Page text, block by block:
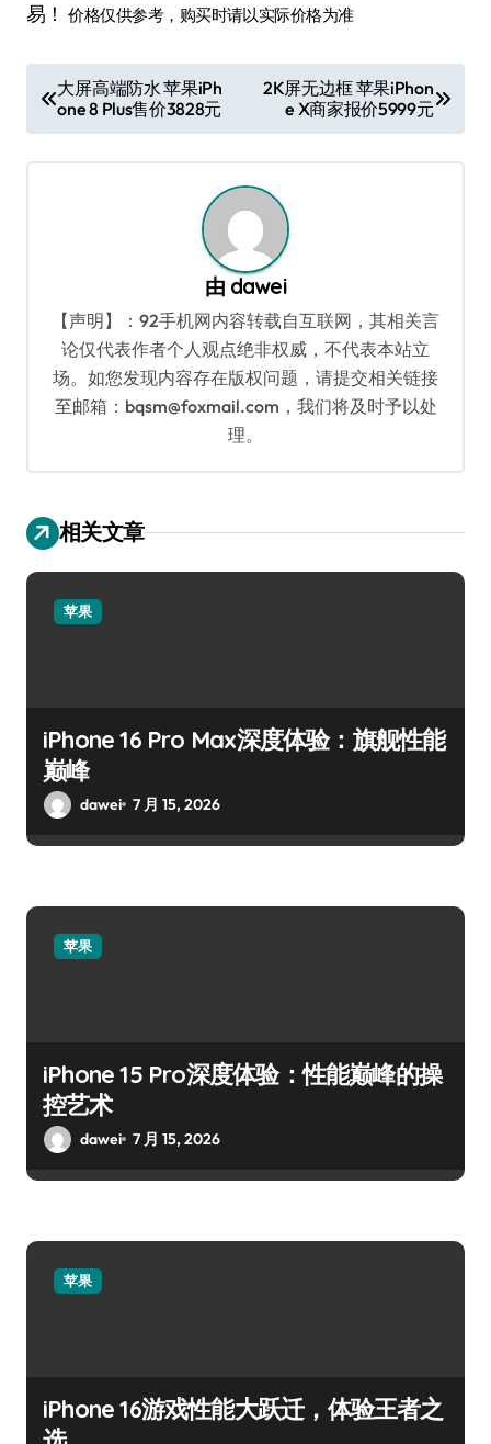
易！价格仅供参考，购买时请以实际价格为准
章
导
大屏高端防水 苹果iPh
one 8 Plus售价3828元
2K屏无边框 苹果iPhon
e X商家报价5999元
由 dawei
【声明】：92手机网内容转载自互联网，其相关言
论仅代表作者个人观点绝非权威，不代表本站立
场。如您发现内容存在版权问题，请提交相关链接
至邮箱：bqsm@foxmail.com，我们将及时予以处
理。
相关文章
苹果
iPhone 16 Pro Max深度体验：旗舰性能
巅峰
dawei 7 月 15, 2026
苹果
iPhone 15 Pro深度体验：性能巅峰的操
控艺术
dawei 7 月 15, 2026
苹果
iPhone 16游戏性能大跃迁，体验王者之